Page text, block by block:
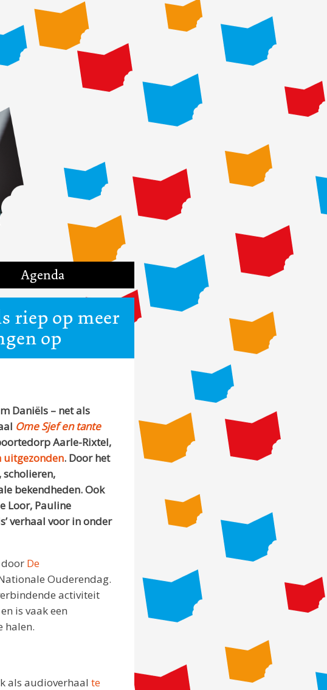
Agenda
riep op meer
op
Daniëls – net als
Ome Sjef en tante
Aarle-Rixtel,
uitgezonden. Door het
bekendheden. Ook
Loor, Pauline
verhaal voor in onder
De
Ouderendag.
activiteit
is vaak een
halen.
als audioverhaal te